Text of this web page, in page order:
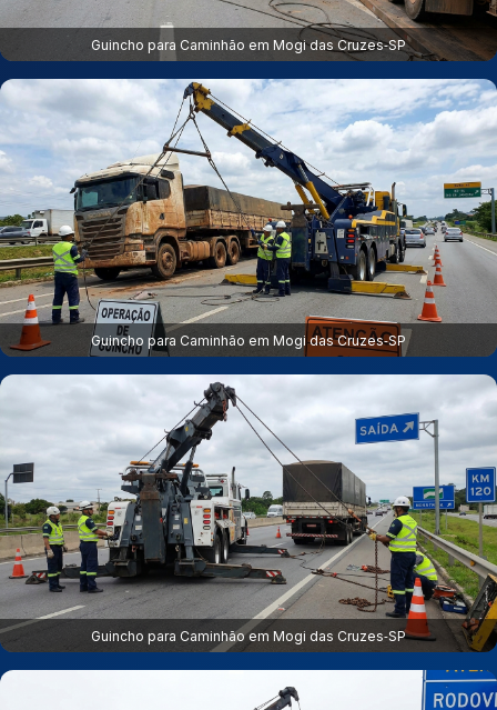
Guincho para Caminhão em Mogi das Cruzes‑SP
Guincho para Caminhão em Mogi das Cruzes‑SP
Guincho para Caminhão em Mogi das Cruzes‑SP